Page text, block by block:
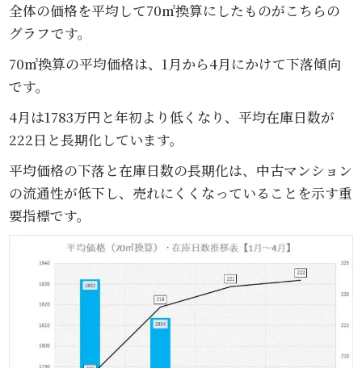
全体の価格を平均して70㎡換算にしたものがこちらの
グラフです。
70㎡換算の平均価格は、1月から4月にかけて下落傾向
です。
4月は1783万円と年初より低くなり、平均在庫日数が
222日と長期化しています。
平均価格の下落と在庫日数の長期化は、中古マンション
の流通性が低下し、売れにくくなっていることを示す重
要指標です。